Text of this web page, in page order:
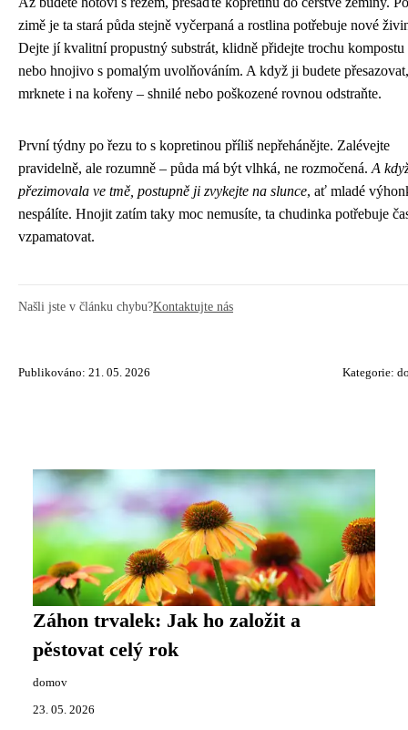
zimě je ta stará půda stejně vyčerpaná a rostlina potřebuje nové
Dejte jí kvalitní propustný substrát, klidně přidejte trochu kompostu
nebo hnojivo s pomalým uvolňováním. A když ji budete přesazovat,
mrknete i na kořeny – shnilé nebo poškozené rovnou odstraňte.
První týdny po řezu to s kopretinou příliš nepřehánějte. Zalévejte
pravidelně, ale rozumně – půda má být vlhká, ne rozmočená. A
přezimovala ve tmě, postupně ji zvykejte na slunce, ať mladé
nespálíte. Hnojit zatím taky moc nemusíte, ta chudinka potřebuje
vzpamatovat.
Našli jste v článku chybu?Kontaktujte nás
Publikováno: 21. 05. 2026 Kategorie:
Záhon trvalek: Jak ho založit a
pěstovat celý rok
domov
23. 05. 2026